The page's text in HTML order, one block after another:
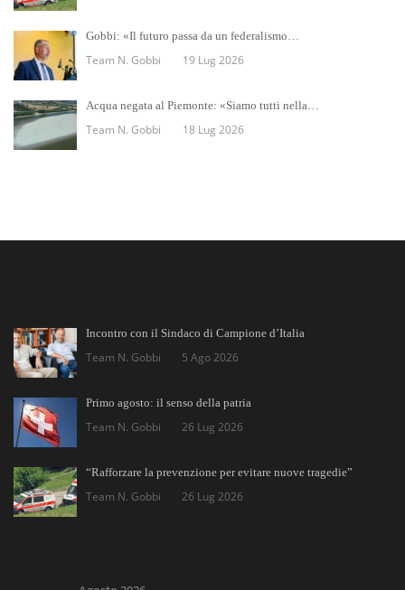
Gobbi: «Il futuro passa da un federalismo…
Team N. Gobbi 19 Lug 2026
Acqua negata al Piemonte: «Siamo tutti nella…
Team N. Gobbi 18 Lug 2026
Incontro con il Sindaco di Campione d’Italia
Team N. Gobbi 5 Ago 2026
Primo agosto: il senso della patria
Team N. Gobbi 26 Lug 2026
“Rafforzare la prevenzione per evitare nuove tragedie”
Team N. Gobbi 26 Lug 2026